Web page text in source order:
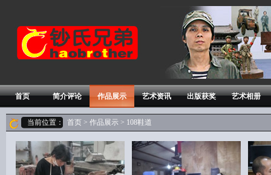
首页 简介评论 作品展示 艺术资讯 出版获奖 艺术相册
当前位置： 首页 > 作品展示 > 108鞋道